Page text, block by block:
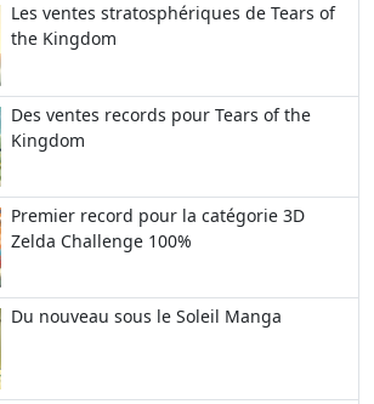
Les ventes stratosphériques de Tears of
the Kingdom
Des ventes records pour Tears of the
Kingdom
Premier record pour la catégorie 3D
Zelda Challenge 100%
Du nouveau sous le Soleil Manga